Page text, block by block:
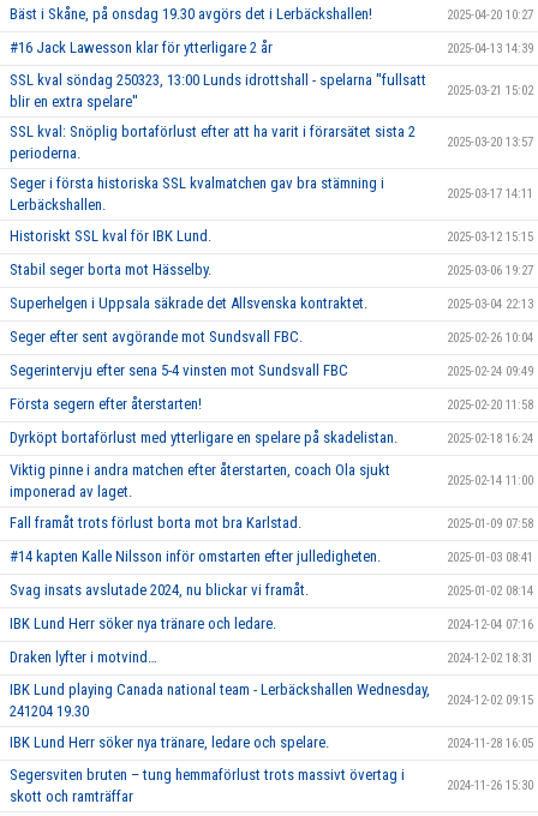
Bäst i Skåne, på onsdag 19.30 avgörs det i Lerbäckshallen! 2025-04-20 10:27
#16 Jack Lawesson klar för ytterligare 2 år 2025-04-13 14:39
SSL kval söndag 250323, 13:00 Lunds idrottshall - spelarna ''fullsatt
blir en extra spelare''
2025-03-21 15:02
SSL kval: Snöplig bortaförlust efter att ha varit i förarsätet sista 2
perioderna.
2025-03-20 13:57
Seger i första historiska SSL kvalmatchen gav bra stämning i
Lerbäckshallen.
2025-03-17 14:11
Historiskt SSL kval för IBK Lund. 2025-03-12 15:15
Stabil seger borta mot Hässelby. 2025-03-06 19:27
Superhelgen i Uppsala säkrade det Allsvenska kontraktet. 2025-03-04 22:13
Seger efter sent avgörande mot Sundsvall FBC. 2025-02-26 10:04
Segerintervju efter sena 5-4 vinsten mot Sundsvall FBC 2025-02-24 09:49
Första segern efter återstarten! 2025-02-20 11:58
Dyrköpt bortaförlust med ytterligare en spelare på skadelistan. 2025-02-18 16:24
Viktig pinne i andra matchen efter återstarten, coach Ola sjukt
imponerad av laget.
2025-02-14 11:00
Fall framåt trots förlust borta mot bra Karlstad. 2025-01-09 07:58
#14 kapten Kalle Nilsson inför omstarten efter julledigheten. 2025-01-03 08:41
Svag insats avslutade 2024, nu blickar vi framåt. 2025-01-02 08:14
IBK Lund Herr söker nya tränare och ledare. 2024-12-04 07:16
Draken lyfter i motvind… 2024-12-02 18:31
IBK Lund playing Canada national team - Lerbäckshallen Wednesday,
241204 19.30
2024-12-02 09:15
IBK Lund Herr söker nya tränare, ledare och spelare. 2024-11-28 16:05
Segersviten bruten – tung hemmaförlust trots massivt övertag i
skott och ramträffar
2024-11-26 15:30